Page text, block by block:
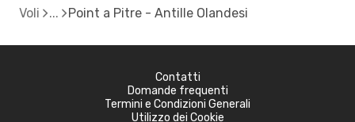
Voli Point a Pitre - Antille Olandesi
Contatti
Domande frequenti
Termini e Condizioni Generali
Utilizzo dei Cookie